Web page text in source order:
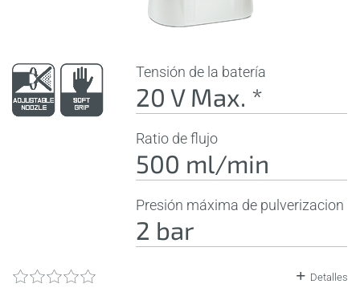
Tensión de la batería
20 V Max. *
Ratio de flujo
500 ml/min
Presión máxima de pulverizacion
2 bar
Detalles